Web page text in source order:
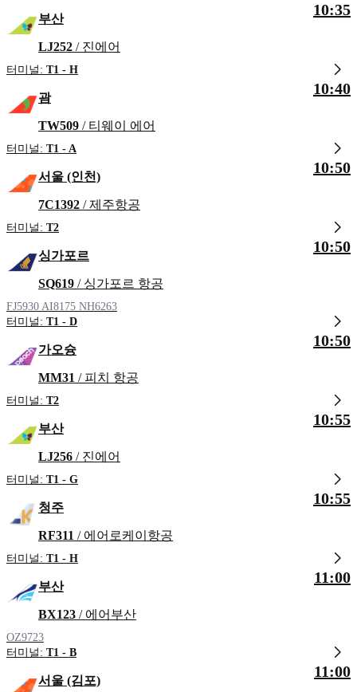
부산
LJ252 / 진에어
터미널: T1 - H
10:35
괌
TW509 / 티웨이 에어
터미널: T1 - A
10:40
서울 (인천)
7C1392 / 제주항공
터미널: T2
10:50
싱가포르
SQ619 / 싱가포르 항공
FJ5930 AI8175 NH6263
터미널: T1 - D
10:50
가오슝
MM31 / 피치 항공
터미널: T2
10:50
부산
LJ256 / 진에어
터미널: T1 - G
10:55
청주
RF311 / 에어로케이항공
터미널: T1 - H
10:55
부산
BX123 / 에어부산
OZ9723
터미널: T1 - B
11:00
서울 (김포)
11:00